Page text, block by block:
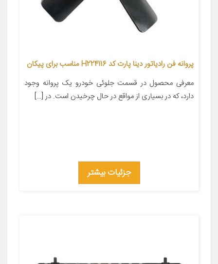
پروانه فن رادیاتور دینا پارت کد H224116 مناسب برای پیکان
معرفی محصول در قسمت جلوئی خودرو یک پروانه وجود
دارد، که در بسیاری از مواقع در حال چرخیدن است. در […]
جزئیات بیشتر